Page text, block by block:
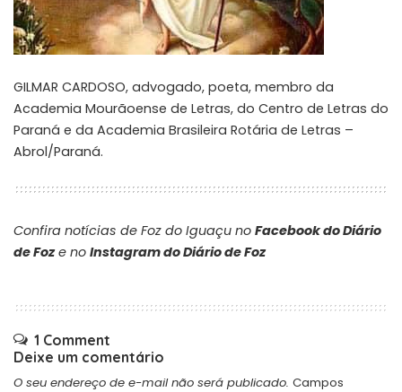
GILMAR CARDOSO, advogado, poeta, membro da
Academia Mourãoense de Letras, do Centro de Letras do
Paraná e da Academia Brasileira Rotária de Letras –
Abrol/Paraná.
Confira notícias de Foz do Iguaçu no Facebook do Diário
de Foze no Instagram do Diário de Foz
1 Comment
Deixe um comentário
O seu endereço de e-mail não será publicado. Campos